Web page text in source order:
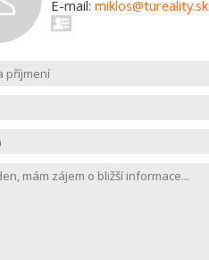
E-mail: miklos@tureality.sk